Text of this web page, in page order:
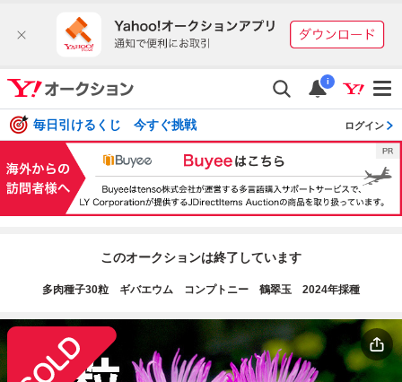
i
毎日引けるくじ 今すぐ挑戦 ログイン
このオークションは終了しています
多肉種子30粒 ギバエウム コンプトニー 鶴翠玉 2024年採種